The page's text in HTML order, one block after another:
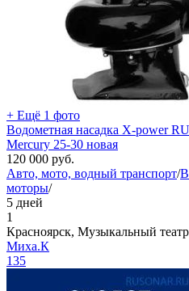
+ Ещё 1 фото
Водометная насадка X-power
Mercury 25-30 новая
120 000 руб.
Авто, мото, водный транспорт/
моторы/
5 дней
1
Красноярск, Музыкальный театр
Миха.К
135